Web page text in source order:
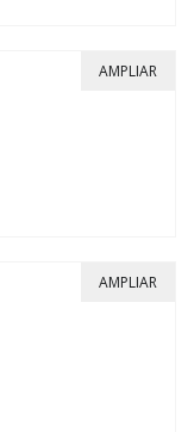
AMPLIAR
AMPLIAR